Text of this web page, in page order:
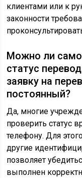
клиентами или к
законности
Можно ли
статус
заявку на
постоянный?
Да, многие
проверить статус
телефону. Для
другие
позволяет
выполнен